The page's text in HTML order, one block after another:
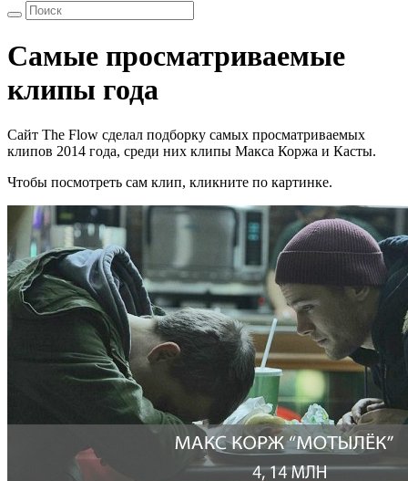
Самые просматриваемые
клипы года
Сайт The Flow сделал подборку самых просматриваемых
клипов 2014 года, среди них клипы Макса Коржа и Касты.
Чтобы посмотреть сам клип, кликните по картинке.